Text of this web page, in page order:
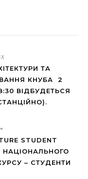
ТА
КНУБА 2
ВІДБУДЕТЬСЯ
STUDENT
НАЦІОНАЛЬНОГО
– СТУДЕНТИ